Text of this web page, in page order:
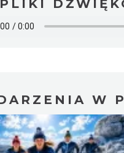
PLIKI
W